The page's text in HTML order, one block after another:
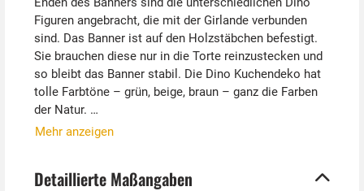
Figuren angebracht, die mit der Girlande verbunden
sind. Das Banner ist auf den Holzstäbchen befestigt.
Sie brauchen diese nur in die Torte reinzustecken und
so bleibt das Banner stabil. Die Dino Kuchendeko hat
tolle Farbtöne – grün, beige, braun – ganz die Farben
der Natur.
Tipp von Kostümpalast:
Mehr anzeigen
Detaillierte Maßangaben